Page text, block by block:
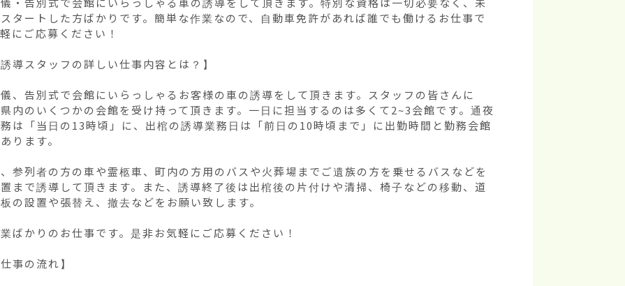
タートした方ばかりです。簡単な作業なので、自動車免許があれば誰でも働けるお仕事で
にご応募ください！
誘導スタッフの詳しい仕事内容とは？】
、告別式で会館にいらっしゃるお客様の車の誘導をして頂きます。スタッフの皆さんに
内のいくつかの会館を受け持って頂きます。一日に担当するのは多くて2~3会館です。通夜
は「当日の13時頃」に、出棺の誘導業務日は「前日の10時頃まで」に出勤時間と勤務会館
ります。
参列者の方の車や霊柩車、町内の方用のバスや火葬場までご遺族の方を乗せるバスなどを
まで誘導して頂きます。また、誘導終了後は出棺後の片付けや清掃、椅子などの移動、道
の設置や張替え、撤去などをお願い致します。
ばかりのお仕事です。是非お気軽にご応募ください！
事の流れ】